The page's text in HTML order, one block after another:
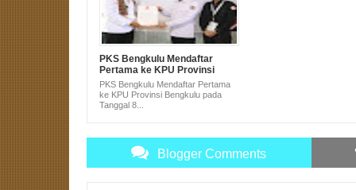
PKS Bengkulu Mendaftar
Pertama ke KPU Provinsi
Bengkulu pada Tanggal 8
Pukul 8
PKS Bengkulu Mendaftar Pertama
ke KPU Provinsi Bengkulu pada
Tanggal 8...
Blogger Comments